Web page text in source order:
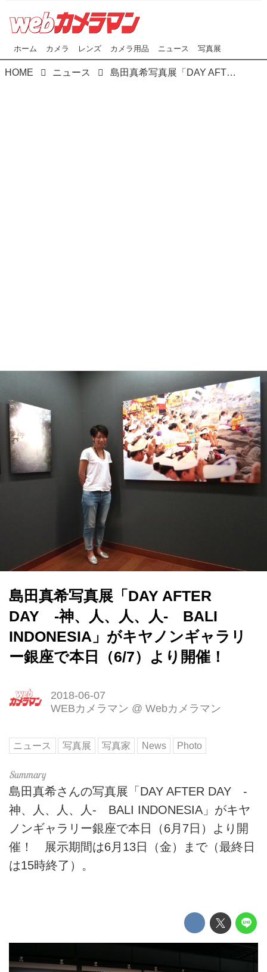
ホーム カメラ レンズ カメラ用品 ニュース 写真展
HOME ニュース 島田真希写真展「DAY AFTER DAY -神、人、人、人- BALI INDONESIA」がキヤノンギャラリー銀座で本日（6/7）より開催！
島田真希写真展「DAY AFTER
DAY -神、人、人、人- BALI
INDONESIA」がキヤノンギャラリ
ー銀座で本日（6/7）より開催！
2018-06-07
WEBカメラマン @ Webカメラマン
ニュース 写真展 写真家 News Photo
島田真希さんの写真展「DAY AFTER DAY -
神、人、人、人- BALI INDONESIA」がキヤ
ノンギャラリー銀座で本日（6月7日）より開
催！ 展示期間は6月13日（金）まで（最終日
は15時終了）。